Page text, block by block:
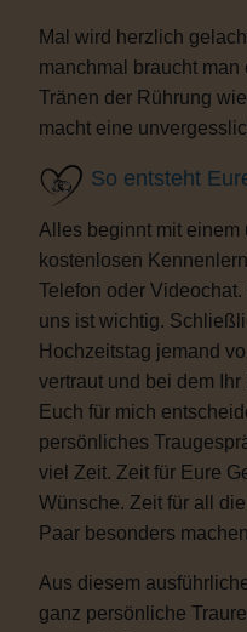
Mal wird herzlich
manchmal braucht
Tränen der Rührung
macht eine
So entsteht
Alles beginnt mit einem
kostenlosen
Telefon oder
uns ist wichtig.
Hochzeitstag jemand
vertraut und bei dem
Euch für mich
persönliches
viel Zeit. Zeit für Eure
Wünsche. Zeit für all
Paar besonders
Aus diesem
ganz persönliche